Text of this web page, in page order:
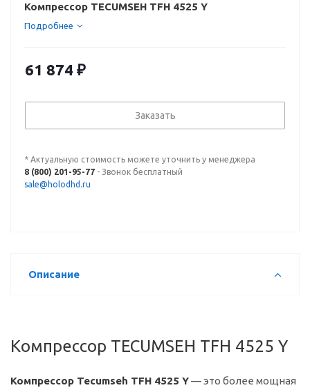
Компрессор TECUMSEH TFH 4525 Y
Подробнее
61 874 ₽
Заказать
* Актуальную стоимость можете уточнить у менеджера
8 (800) 201-95-77 - Звонок бесплатный
sale@holodhd.ru
Описание
Компрессор TECUMSEH TFH 4525 Y
Компрессор Tecumseh TFH 4525 Y— это более мощная